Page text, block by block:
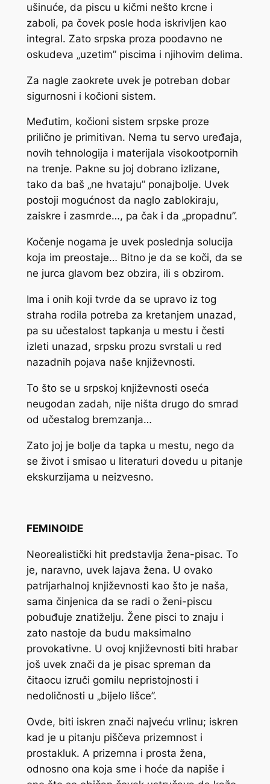
ušinuće, da piscu u kičmi nešto krcne i
zaboli, pa čovek posle hoda iskrivljen kao
integral. Zato srpska proza poodavno ne
oskudeva „uzetim” piscima i njihovim delima.
Za nagle zaokrete uvek je potreban dobar
sigurnosni i kočioni sistem.
Međutim, kočioni sistem srpske proze
prilično je primitivan. Nema tu servo uređaja,
novih tehnologija i materijala visokootpornih
na trenje. Pakne su joj dobrano izlizane,
tako da baš „ne hvataju” ponajbolje. Uvek
postoji mogućnost da naglo zablokiraju,
zaiskre i zasmrde…, pa čak i da „propadnu”.
Kočenje nogama je uvek poslednja solucija
koja im preostaje… Bitno je da se koči, da se
ne jurca glavom bez obzira, ili s obzirom.
Ima i onih koji tvrde da se upravo iz tog
straha rodila potreba za kretanjem unazad,
pa su učestalost tapkanja u mestu i česti
izleti unazad, srpsku prozu svrstali u red
nazadnih pojava naše književnosti.
To što se u srpskoj književnosti oseća
neugodan zadah, nije ništa drugo do smrad
od učestalog bremzanja…
Zato joj je bolje da tapka u mestu, nego da
se život i smisao u literaturi dovedu u pitanje
ekskurzijama u neizvesno.
FEMINOIDE
Neorealistički hit predstavlja žena-pisac. To
je, naravno, uvek lajava žena. U ovako
patrijarhalnoj književnosti kao što je naša,
sama činjenica da se radi o ženi-piscu
pobuđuje znatiželju. Žene pisci to znaju i
zato nastoje da budu maksimalno
provokativne. U ovoj književnosti biti hrabar
još uvek znači da je pisac spreman da
čitaocu izruči gomilu nepristojnosti i
nedoličnosti u „bijelo lišce”.
Ovde, biti iskren znači najveću vrlinu; iskren
kad je u pitanju piščeva prizemnost i
prostakluk. A prizemna i prosta žena,
odnosno ona koja sme i hoće da napiše i